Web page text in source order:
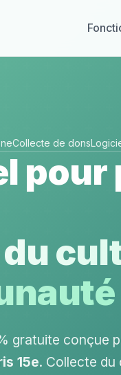
Collecte de dons
pour
gratuite conçue
15e. Collecte du